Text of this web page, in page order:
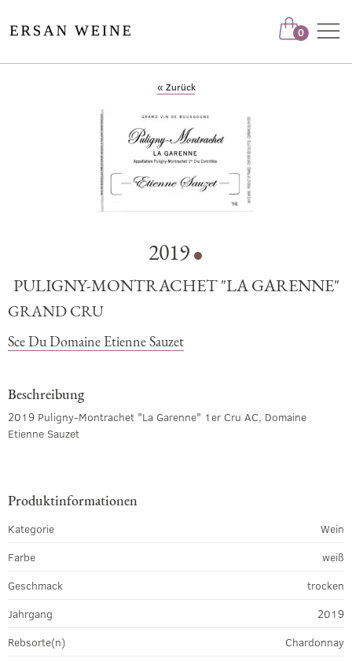
0
« Zurück
2019
PULIGNY-MONTRACHET "LA GARENNE"
GRAND CRU
Sce Du Domaine Etienne Sauzet
Beschreibung
2019 Puligny-Montrachet "La Garenne" 1er Cru AC, Domaine
Etienne Sauzet
Produktinformationen
Kategorie
Wein
Farbe
weiß
Geschmack
trocken
Jahrgang
2019
Rebsorte(n)
Chardonnay